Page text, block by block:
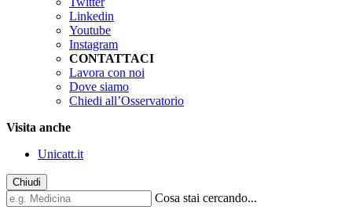
Linkedin
Youtube
Instagram
CONTATTACI
Lavora con noi
Dove siamo
Chiedi all’Osservatorio
Visita anche
Unicatt.it
Chiudi
Cosa stai cercando...